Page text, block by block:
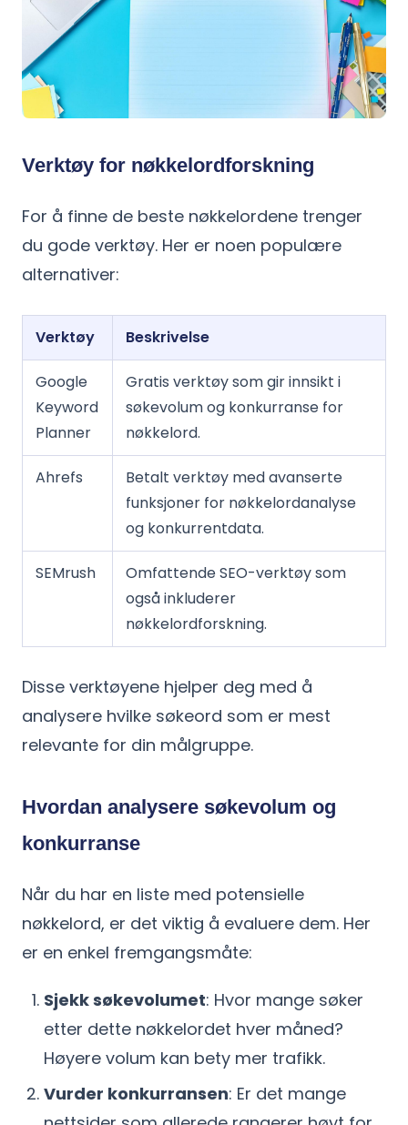
Verktøy for nøkkelordforskning
For å finne de beste nøkkelordene trenger
du gode verktøy. Her er noen populære
alternativer:
Verktøy Beskrivelse
Google
Keyword
Planner
Gratis verktøy som gir innsikt i
søkevolum og konkurranse for
nøkkelord.
Ahrefs
Betalt verktøy med avanserte
funksjoner for nøkkelordanalyse
og konkurrentdata.
SEMrush
Omfattende SEO-verktøy som
også inkluderer
nøkkelordforskning.
Disse verktøyene hjelper deg med å
analysere hvilke søkeord som er mest
relevante for din målgruppe.
Hvordan analysere søkevolum og
konkurranse
Når du har en liste med potensielle
nøkkelord, er det viktig å evaluere dem. Her
er en enkel fremgangsmåte:
Sjekk søkevolumet: Hvor mange søker
etter dette nøkkelordet hver måned?
Høyere volum kan bety mer trafikk.
Vurder konkurransen: Er det mange